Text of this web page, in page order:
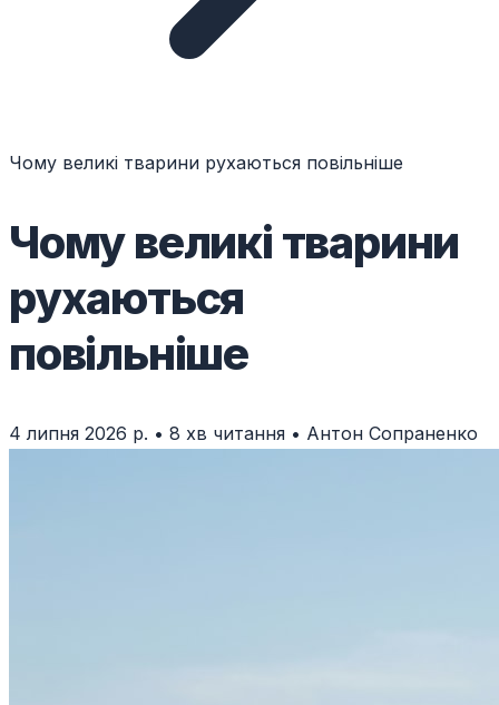
Чому великі тварини рухаються повільніше
Чому великі тварини
рухаються
повільніше
4 липня 2026 р. • 8 хв читання • Антон Сопраненко